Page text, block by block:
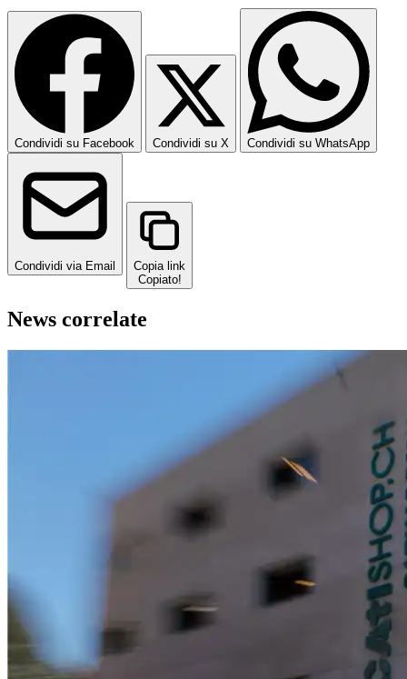
Condividi su Facebook Condividi su X Condividi su WhatsApp
Condividi via Email
Copia link
Copiato!
News correlate